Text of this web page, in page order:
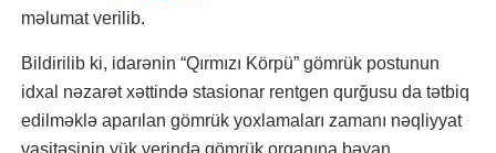
məlumat verilib.
Bildirilib ki, idarənin “Qırmızı Körpü” gömrük postunun
idxal nəzarət xəttində stasionar rentgen qurğusu da tətbiq
edilməklə aparılan gömrük yoxlamaları zamanı nəqliyyat
vasitəsinin yük yerində gömrük orqanına bəyan